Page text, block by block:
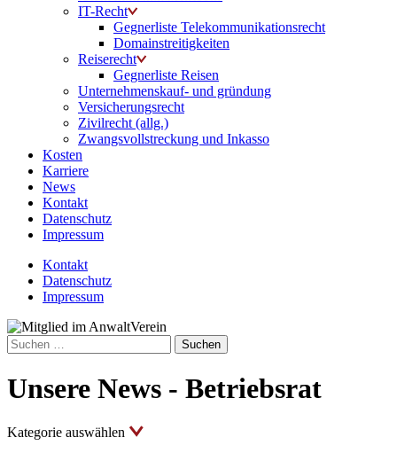
IT-Recht
Gegnerliste Telekommunikationsrecht
Domainstreitigkeiten
Reiserecht
Gegnerliste Reisen
Unternehmenskauf- und gründung
Versicherungsrecht
Zivilrecht (allg.)
Zwangsvollstreckung und Inkasso
Kosten
Karriere
News
Kontakt
Datenschutz
Impressum
Kontakt
Datenschutz
Impressum
Suchen
nach:
Unsere News - Betriebsrat
Kategorie auswählen